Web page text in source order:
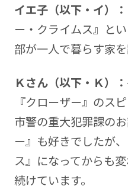
イエ子（以下・イ）：
ー・クライムス』と
部が一人で暮らす家
Ｋさん（以下・Ｋ）：
『クローザー』のス
市警の重大犯罪課の
ー』も好きでしたが
ス』になってからも
続けています。